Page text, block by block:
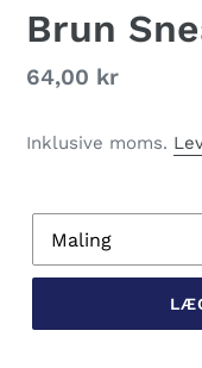
Brun
Normalpris
64,00 kr
Inklusive moms.